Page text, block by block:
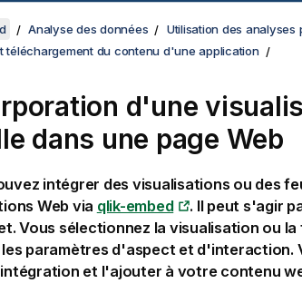
Analyse des données
Utilisation des analyses
téléchargement du contenu d'une application
d'une
dans une page Web
intégrer des visualisations ou des
Web via qlik-embed
. Il peut s'agir
Vous sélectionnez la visualisation ou
paramètres d'aspect et d'interaction.
et l'ajouter à votre contenu